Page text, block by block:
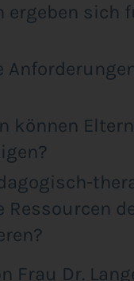
erge­ben
kön­nen
Res­sour­cen
Frau Dr.